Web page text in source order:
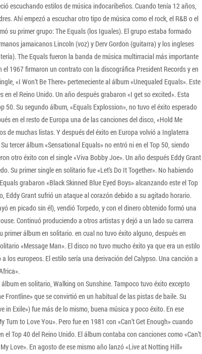
escuchando estilos de música indocaribeños. Cuando tenía 12 años,
Ahí empezó a escuchar otro tipo de música como el rock, el R&B o el
su primer grupo: The Equals (los Iguales). El grupo estaba formado
jamaicanos Lincoln (voz) y Derv Gordon (guitarra) y los ingleses
The Equals fueron la banda de música multirracial más importante
el 1967 firmaron un contrato con la discográfica President Records y en
«I Won’t Be There» perteneciente al álbum «Unequaled Equals». Este
en el Reino Unido. Un año después grabaron «I get so excited». Esta
50. Su segundo álbum, «Equals Explossion», no tuvo el éxito esperado
en el resto de Europa una de las canciones del disco, «Hold Me
de muchas listas. Y después del éxito en Europa volvió a Inglaterra
tercer álbum «Sensational Equals» no entró ni en el Top 50, siendo
otro éxito con el single «Viva Bobby Joe». Un año después Eddy Grant
Su primer single en solitario fue «Let’s Do It Together». No habiendo
grabaron «Black Skinned Blue Eyed Boys» alcanzando este el Top
Eddy Grant sufrió un ataque al corazón debido a su agitado horario.
en picado sin él), vendió Torpedo, y con el dinero obtenido formó una
Continuó produciendo a otros artistas y dejó a un lado su carrera
primer álbum en solitario. en cual no tuvo éxito alguno, después en
«Message Man». El disco no tuvo mucho éxito ya que era un estilo
los europeos. El estilo sería una derivación del Calypso. Una canción a
en solitario, Walking on Sunshine. Tampoco tuvo éxito excepto
Frontline» que se convirtió en un habitual de las pistas de baile. Su
in Exile») fue más de lo mismo, buena música y poco éxito. En ese
to Love You». Pero fue en 1981 con «Can’t Get Enough» cuando
el Top 40 del Reino Unido. El álbum contaba con canciones como «Can’t
Love». En agosto de ese mismo año lanzó «Live at Notting Hill»